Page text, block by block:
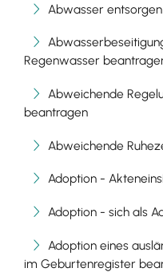
Abwasser entsorgen
Regenwasser
Abweichende
beantragen
Abweichende
Adoption -
Adoption - sich als
Adoption eines
im Geburtenregister